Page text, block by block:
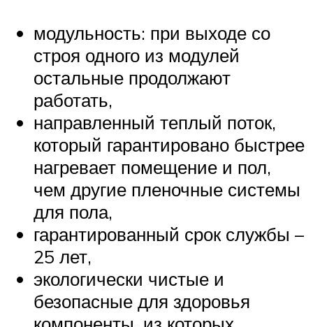
модульность: при выходе со
строя одного из модулей
остальные продолжают
работать,
направленный теплый поток,
который гарантировано быстрее
нагревает помещение и пол,
чем другие пленочные системы
для пола,
гарантированный срок службы –
25 лет,
экологически чистые и
безопасные для здоровья